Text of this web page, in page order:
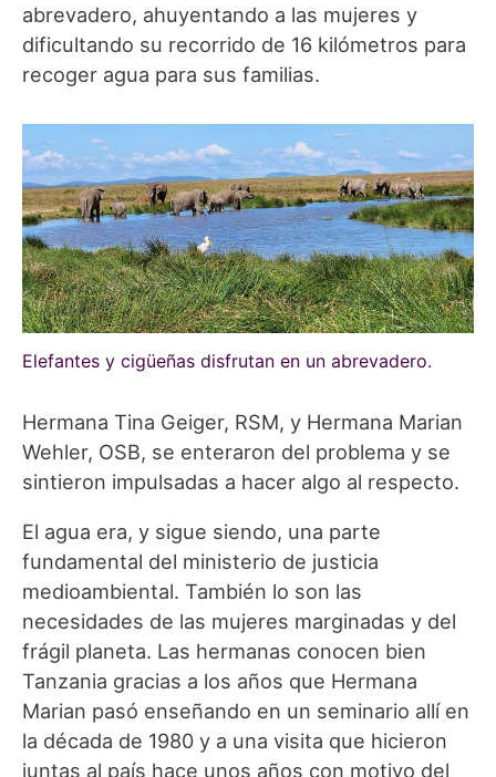
abrevadero, ahuyentando a las mujeres y
dificultando su recorrido de 16 kilómetros para
recoger agua para sus familias.
Elefantes y cigüeñas disfrutan en un abrevadero.
Hermana Tina Geiger, RSM, y Hermana Marian
Wehler, OSB, se enteraron del problema y se
sintieron impulsadas a hacer algo al respecto.
El agua era, y sigue siendo, una parte
fundamental del ministerio de justicia
medioambiental. También lo son las
necesidades de las mujeres marginadas y del
frágil planeta. Las hermanas conocen bien
Tanzania gracias a los años que Hermana
Marian pasó enseñando en un seminario allí en
la década de 1980 y a una visita que hicieron
juntas al país hace unos años con motivo del